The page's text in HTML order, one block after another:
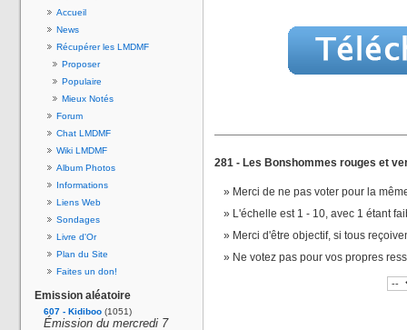
Accueil
News
Récupérer les LMDMF
Proposer
Populaire
Mieux Notés
Forum
Chat LMDMF
Wiki LMDMF
Album Photos
Informations
Liens Web
Sondages
Livre d'Or
Plan du Site
Faites un don!
Emission aléatoire
607 - Kidiboo (1051)
Émission du mercredi 7
281 - Les Bonshommes rouges et
Merci de ne pas voter pour la
L'échelle est 1 - 10, avec 1 étant
Merci d'être objectif, si tous
Ne votez pas pour vos propres